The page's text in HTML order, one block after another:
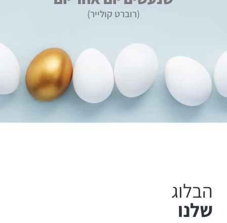
(רוברט קולייר)
הבלוג
שלנו